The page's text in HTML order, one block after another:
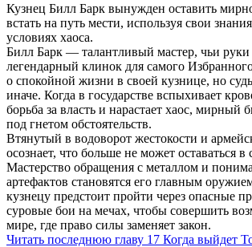
Кузнец Билл Барк вынужден оставить
встать на путь мести, используя свои
условиях хаоса.
Билл Барк — талантливый мастер, чьи руки
легендарный клинок для самого
о спокойной жизни в своей кузнице, но
иначе. Когда в государстве вспыхивает
борьба за власть и нарастает хаос, мирный
под гнетом обстоятельств.
Втянутый в водоворот жестокости и
осознает, что больше не может оставаться в
Мастерство обращения с металлом и
артефактов становятся его главным
кузнецу предстоит пройти через опасные
суровые бои на мечах, чтобы совершить
мире, где право силы заменяет закон.
Читать последнюю главу 17 Когда выйдет